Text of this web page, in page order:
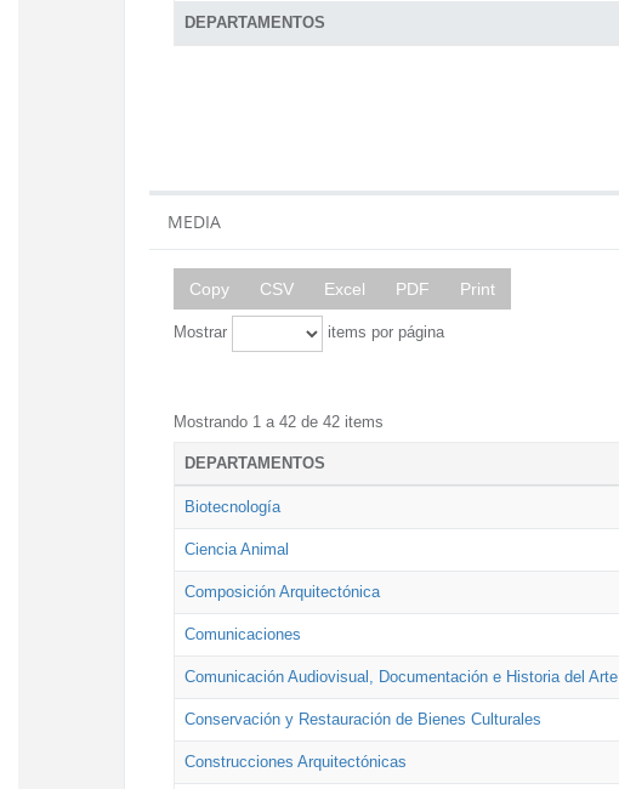
DEPARTAMENTOS
MEDIA
Copy CSV Excel PDF Print
Mostrar items por página
Mostrando 1 a 42 de 42 items
DEPARTAMENTOS
Biotecnología
Ciencia Animal
Composición Arquitectónica
Comunicaciones
Comunicación Audiovisual, Documentación e Historia del Arte
Conservación y Restauración de Bienes Culturales
Construcciones Arquitectónicas